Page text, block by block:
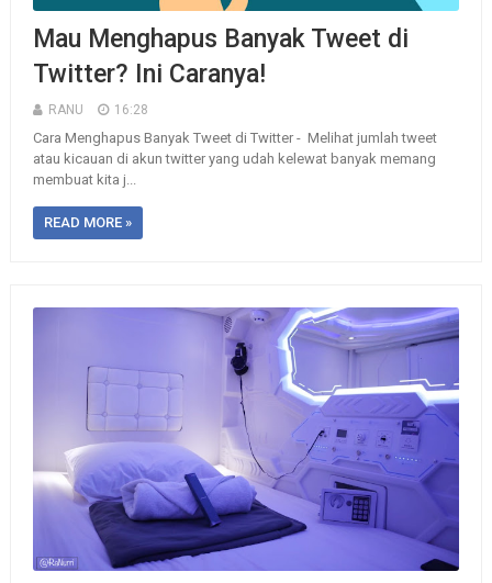
Mau Menghapus Banyak Tweet di
Twitter? Ini Caranya!
RANU 16:28
Cara Menghapus Banyak Tweet di Twitter - Melihat jumlah tweet
atau kicauan di akun twitter yang udah kelewat banyak memang
membuat kita j...
READ MORE »